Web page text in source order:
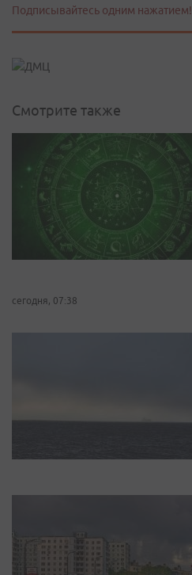
Подписывайтесь одним нажатием!
Смотрите также
сегодня, 07:38